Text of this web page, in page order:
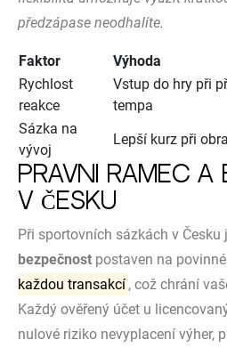
předzápase neodhalíte.
Faktor
Výhoda
Rychlost
reakce
Vstup do hry při
tempa
Sázka na
vývoj
Lepší kurz při
Právní rámec a
v Česku
Při sportovních sázkách v Česku
bezpečnost postaven na povinné
každou transakcí , což chrání
Každý ověřený účet u
nulové riziko nevyplacení výher,